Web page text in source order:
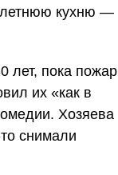
летнюю кухню —
лет, пока пожар
их «как в
Хозяева
снимали